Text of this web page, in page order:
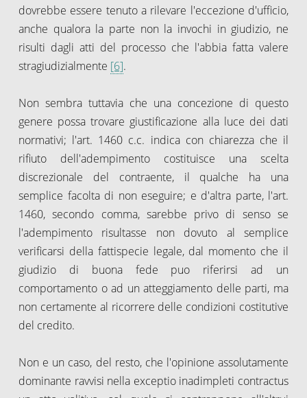
dovrebbe essere tenuto a rilevare l'eccezione d'ufficio,
anche qualora la parte non la invochi in giudizio, ne
risulti dagli atti del processo che l'abbia fatta valere
stragiudizialmente [6].
Non sembra tuttavia che una concezione di questo
genere possa trovare giustificazione alla luce dei dati
normativi; l'art. 1460 c.c. indica con chiarezza che il
rifiuto dell'adempimento costituisce una scelta
discrezionale del contraente, il qualche ha una
semplice facolta di non eseguire; e d'altra parte, l'art.
1460, secondo comma, sarebbe privo di senso se
l'adempimento risultasse non dovuto al semplice
verificarsi della fattispecie legale, dal momento che il
giudizio di buona fede puo riferirsi ad un
comportamento o ad un atteggiamento delle parti, ma
non certamente al ricorrere delle condizioni costitutive
del credito.
Non e un caso, del resto, che l'opinione assolutamente
dominante ravvisi nella exceptio inadimpleti contractus